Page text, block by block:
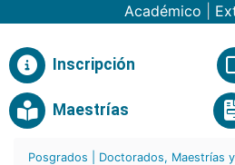
Académico
Inscripción
Maestrías
Posgrados | Doctorados, Maestrías